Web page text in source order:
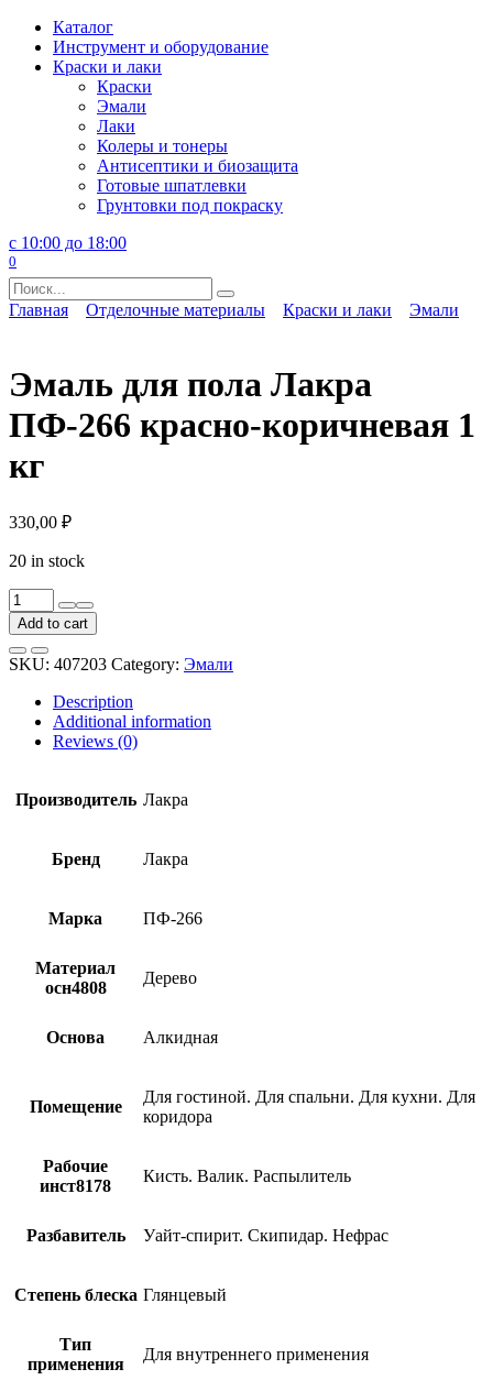
Перейти
содержанию
Каталог
Инструмент и оборудование
Краски и лаки
Краски
Эмали
Лаки
Колеры и тонеры
Антисептики и биозащита
Готовые шпатлевки
Грунтовки под покраску
с 10:00 до 18:00
0
Search
for:
Главная Отделочные материалы Краски и лаки Эмали
Эмаль для пола Лакра
ПФ-266 красно-коричневая 1
кг
330,00 ₽
20 in stock
Эмаль
для
пола
Лакра
ПФ-266
красно-
коричневая
Add to cart
SKU: 407203 Category: Эмали
Description
Additional information
Reviews (0)
Производитель Лакра
Бренд Лакра
Марка ПФ-266
Материал
осн4808
Дерево
Основа Алкидная
Помещение
Для гостиной. Для спальни. Для кухни. Для
коридора
Рабочие
инст8178
Кисть. Валик. Распылитель
Разбавитель Уайт-спирит. Скипидар. Нефрас
Степень блеска Глянцевый
Тип
применения
Для внутреннего применения